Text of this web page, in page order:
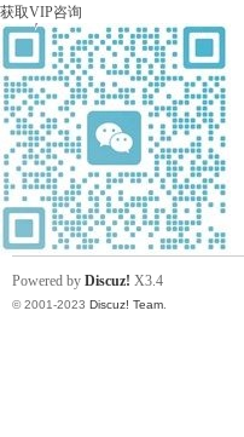
获取VIP咨询
Powered by Discuz! X3.4
© 2001-2023 Discuz! Team